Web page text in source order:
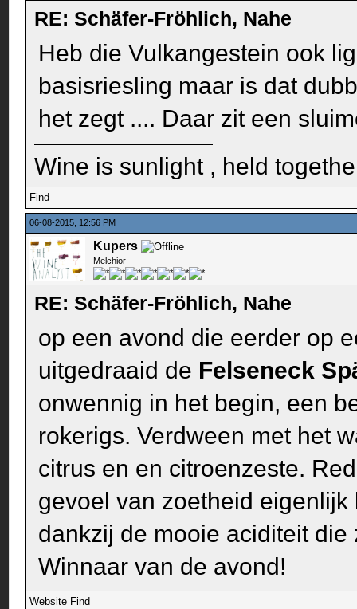
RE: Schäfer-Fröhlich, Nahe
Heb die Vulkangestein ook
basisriesling maar is dat
het zegt .... Daar zit een
Wine is sunlight , held
Find
06-08-2015, 12:56 PM
Kupers
Melchior
RE: Schäfer-Fröhlich, Nahe
op een avond die eerder op
uitgedraaid de Felseneck
onwennig in het begin, een
rokerigs. Verdween met het
citrus en en citroenzeste.
gevoel van zoetheid
dankzij de mooie aciditeit
Winnaar van de avond!
Website Find